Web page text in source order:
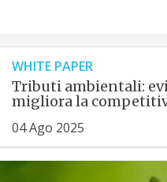
WHITE PAPER
Tributi ambientali:
migliora la
04 Ago 2025